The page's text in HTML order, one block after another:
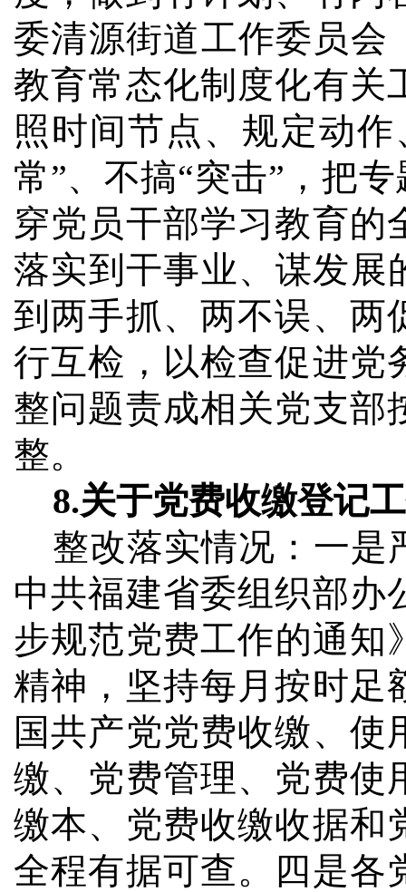
委清源街道工作委员会
教育常态化制度化有关
照时间节点、规定动
常”、不搞“突击”，把
穿党员干部学习教育的
落实到干事业、谋发展
到两手抓、两不误、两
行互检，以检查促进党
整问题责成相关党支部
整。
8.关于党费收缴登记
整改落实情况： 一是
中共福建省委组织部办
步规范党费工作的通知
精神，坚持每月按时足
国共产党党费收缴、
缴、党费管理、党费使
缴本、党费收缴收据和
全程有据可查。四是各